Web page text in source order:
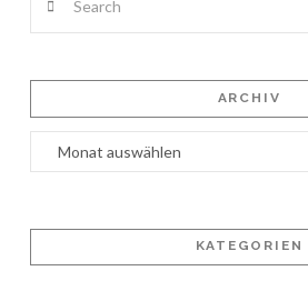
ARCHIV
Archiv
KATEGORIEN